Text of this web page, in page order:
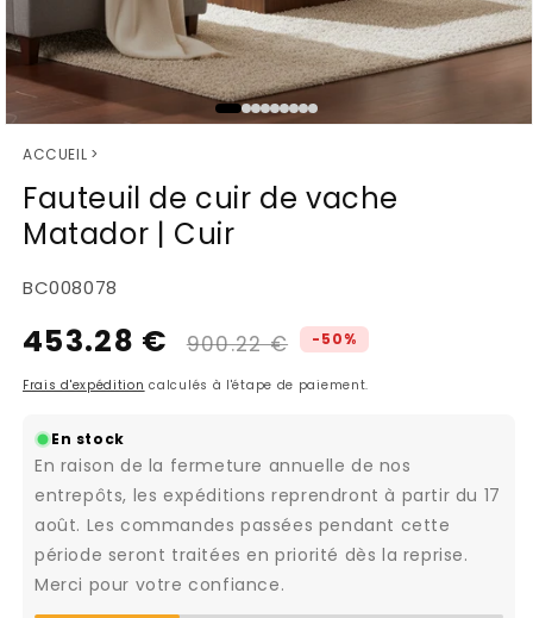
média
dans
fenêtre
modale
ACCUEIL >
Fauteuil de cuir de vache
Matador | Cuir
SKU:
BC008078
Prix
453.28 €
Prix
900.22 € -50%
Frais d'expédition calculés à l'étape de paiement.
En stock
En raison de la fermeture annuelle de nos
entrepôts, les expéditions reprendront à partir du 17
août. Les commandes passées pendant cette
période seront traitées en priorité dès la reprise.
Merci pour votre confiance.